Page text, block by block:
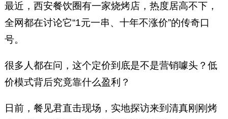
最近，西安餐饮圈有一家烧烤店，热度居高不下，
全网都在讨论它“1元一串、十年不涨价”的传奇口
号。
很多人都在问，这个定价到底是不是营销噱头？低
价模式背后究竟靠什么盈利？
日前，餐见君直击现场，实地探访来到清真刚刚烤